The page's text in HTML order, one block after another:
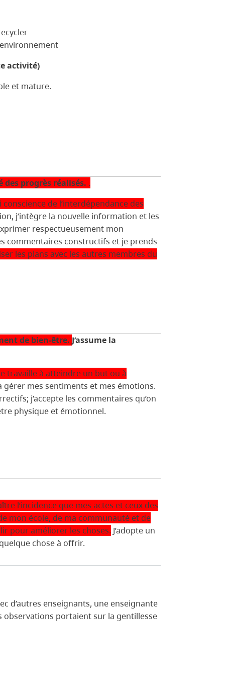
activité)
et mature.
progrès réalisés. .
de l’interdépendance des
j’intègre la nouvelle information et les
respectueusement mon
commentaires constructifs et je prends
les plans avec les autres membres du
de bien-être. J’assume la
travaille à atteindre un but ou à
gérer mes sentiments et mes émotions.
j’accepte les commentaires qu’on
physique et émotionnel.
l’incidence que mes actes et ceux des
mon école, de ma communauté et de
pour améliorer les choses. J’adopte un
chose à offrir.
d’autres enseignants, une enseignante
observations portaient sur la gentillesse